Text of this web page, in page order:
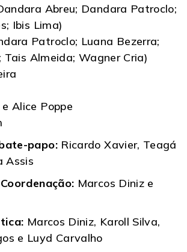
Abreu; Dandara Patroclo;
Ibis Lima)
Patroclo; Luana Bezerra;
Tais Almeida; Wagner Cria)
Alice Poppe
papo: Ricardo Xavier, Teagá
Assis
Marcos Diniz e
Marcos Diniz, Karoll Silva,
e Luyd Carvalho